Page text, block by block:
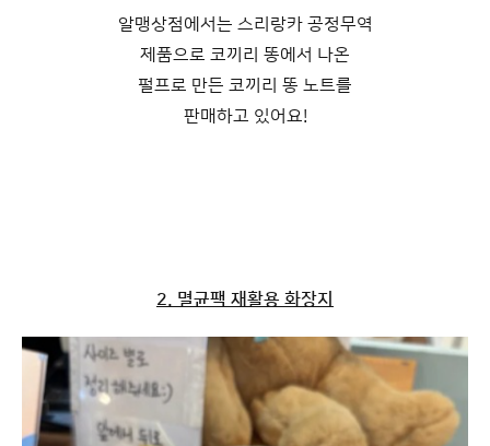
알맹상점에서는 스리랑카 공정무역
제품으로 코끼리 똥에서 나온
펄프로 만든 코끼리 똥 노트를
판매하고 있어요!
2. 멸균팩 재활용 화장지